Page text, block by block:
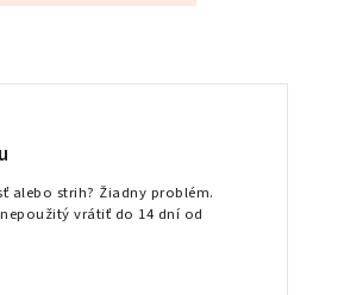
alebo strih? Žiadny problém.
vrátiť do 14 dní od